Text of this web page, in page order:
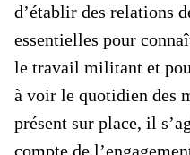
d’établir des relations
essentielles pour
le travail militant et
à voir le quotidien des
présent sur place, il
compte de